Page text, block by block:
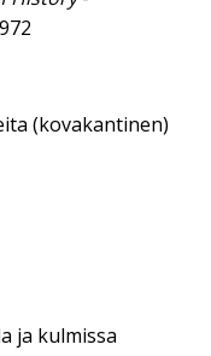
(kovakantinen)
ja kulmissa